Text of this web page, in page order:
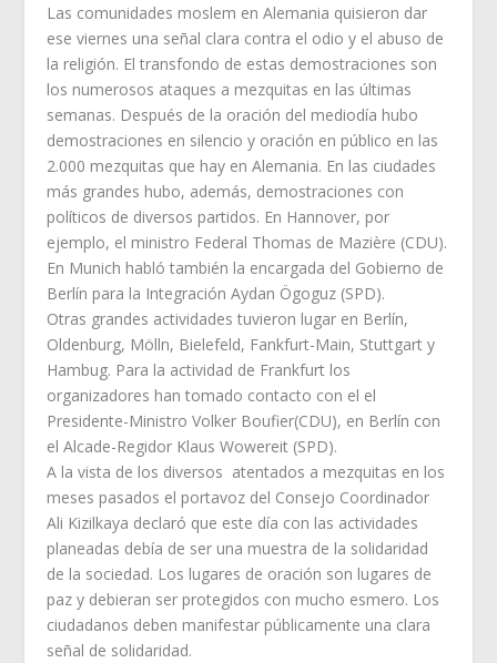
Las comunidades moslem en Alemania quisieron dar
ese viernes una señal clara contra el odio y el abuso de
la religión. El transfondo de estas demostraciones son
los numerosos ataques a mezquitas en las últimas
semanas. Después de la oración del mediodía hubo
demostraciones en silencio y oración en público en las
2.000 mezquitas que hay en Alemania. En las ciudades
más grandes hubo, además, demostraciones con
políticos de diversos partidos. En Hannover, por
ejemplo, el ministro Federal Thomas de Mazière (CDU).
En Munich habló también la encargada del Gobierno de
Berlín para la Integración Aydan Ögoguz (SPD).
Otras grandes actividades tuvieron lugar en Berlín,
Oldenburg, Mölln, Bielefeld, Fankfurt-Main, Stuttgart y
Hambug. Para la actividad de Frankfurt los
organizadores han tomado contacto con el el
Presidente-Ministro Volker Boufier(CDU), en Berlín con
el Alcade-Regidor Klaus Wowereit (SPD).
A la vista de los diversos atentados a mezquitas en los
meses pasados el portavoz del Consejo Coordinador
Ali Kizilkaya declaró que este día con las actividades
planeadas debía de ser una muestra de la solidaridad
de la sociedad. Los lugares de oración son lugares de
paz y debieran ser protegidos con mucho esmero. Los
ciudadanos deben manifestar públicamente una clara
señal de solidaridad.